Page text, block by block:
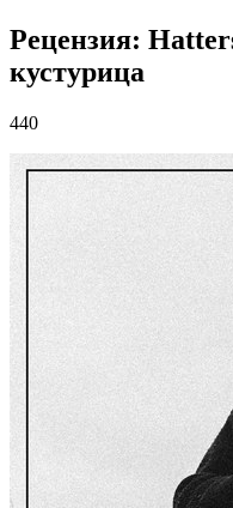
Рецензия:
кустурица
440